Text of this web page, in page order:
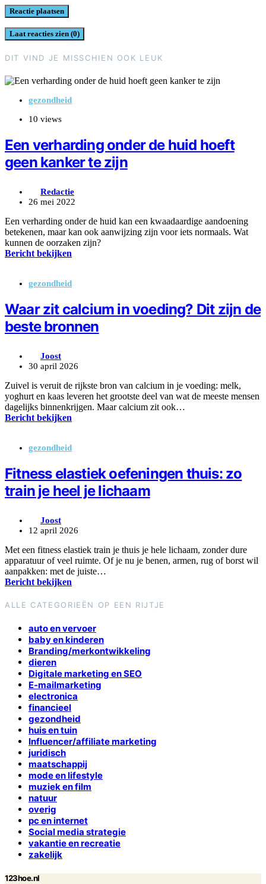
Laat reacties zien (0)
DIT VIND JE MISSCHIEN OOK LEUK
gezondheid
10 views
Een verharding onder de huid hoeft
geen kanker te zijn
Redactie
26 mei 2022
Een verharding onder de huid kan een kwaadaardige aandoening
betekenen, maar kan ook aanwijzing zijn voor iets normaals. Wat
kunnen de oorzaken zijn?
Bericht bekijken
gezondheid
Waar zit calcium in voeding? Dit zijn de
beste bronnen
Joost
30 april 2026
Zuivel is veruit de rijkste bron van calcium in je voeding: melk,
yoghurt en kaas leveren het grootste deel van wat de meeste mensen
dagelijks binnenkrijgen. Maar calcium zit ook…
Bericht bekijken
gezondheid
Fitness elastiek oefeningen thuis: zo
train je heel je lichaam
Joost
12 april 2026
Met een fitness elastiek train je thuis je hele lichaam, zonder dure
apparatuur of veel ruimte. Of je nu je benen, armen, rug of borst wil
aanpakken: met de juiste…
Bericht bekijken
ALLE CATEGORIEËN OP EEN RIJTJE
auto en vervoer
baby en kinderen
Branding/merkontwikkeling
dieren
Digitale marketing en SEO
E-mailmarketing
electronica
financieel
gezondheid
huis en tuin
Influencer/affiliate marketing
juridisch
maatschappij
mode en lifestyle
muziek en film
natuur
overig
pc en internet
Social media strategie
vakantie en recreatie
zakelijk
123hoe.nl